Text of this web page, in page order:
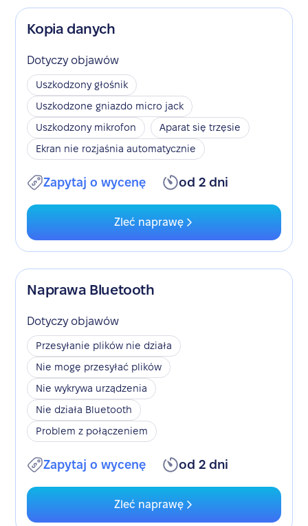
Kopia danych
Dotyczy objawów
Uszkodzony głośnik
Uszkodzone gniazdo micro jack
Uszkodzony mikrofon
Aparat się trzęsie
Ekran nie rozjaśnia automatycznie
Zapytaj o wycenę od 2 dni
Zleć naprawę
Naprawa Bluetooth
Dotyczy objawów
Przesyłanie plików nie działa
Nie mogę przesyłać plików
Nie wykrywa urządzenia
Nie działa Bluetooth
Problem z połączeniem
Zapytaj o wycenę od 2 dni
Zleć naprawę